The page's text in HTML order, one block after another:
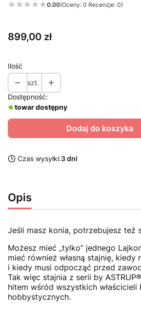
0.00(Oceny: 0 Recenzje: 0)
Cena
899,00 zł
Ilość
szt.
Dostępność:
towar dostępny
Dodaj do koszyka
Czas wysyłki:3 dni
Opis
Jeśli masz konia, potrzebujesz też
Możesz mieć „tylko” jednego
mieć również własną stajnię, kiedy
i kiedy musi odpocząć przed
Tak więc stajnia z serii by
hitem wśród wszystkich właścicieli
hobbystycznych.